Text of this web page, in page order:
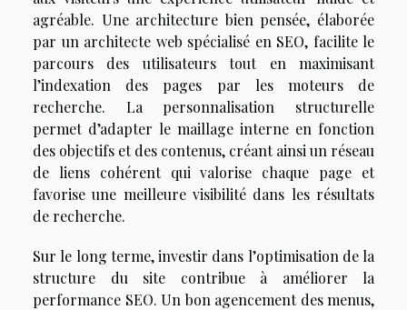
agréable. Une architecture bien pensée, élaborée
par un architecte web spécialisé en SEO, facilite le
parcours des utilisateurs tout en maximisant
l’indexation des pages par les moteurs de
recherche. La personnalisation structurelle
permet d’adapter le maillage interne en fonction
des objectifs et des contenus, créant ainsi un réseau
de liens cohérent qui valorise chaque page et
favorise une meilleure visibilité dans les résultats
de recherche.
Sur le long terme, investir dans l’optimisation de la
structure du site contribue à améliorer la
performance SEO. Un bon agencement des menus,